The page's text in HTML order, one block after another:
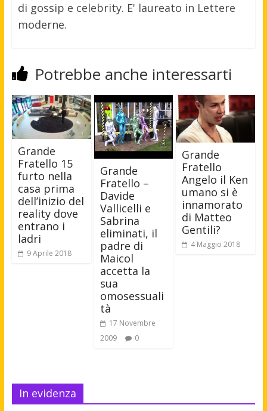
di gossip e celebrity. E' laureato in Lettere
moderne.
Potrebbe anche interessarti
Grande
Fratello 15
furto nella
casa prima
dell’inizio del
reality dove
entrano i
ladri
9 Aprile 2018
Grande
Fratello –
Davide
Vallicelli e
Sabrina
eliminati, il
padre di
Maicol
accetta la
sua
omosessuali
tà
17 Novembre
2009
0
Grande
Fratello
Angelo il Ken
umano si è
innamorato
di Matteo
Gentili?
4 Maggio 2018
In evidenza